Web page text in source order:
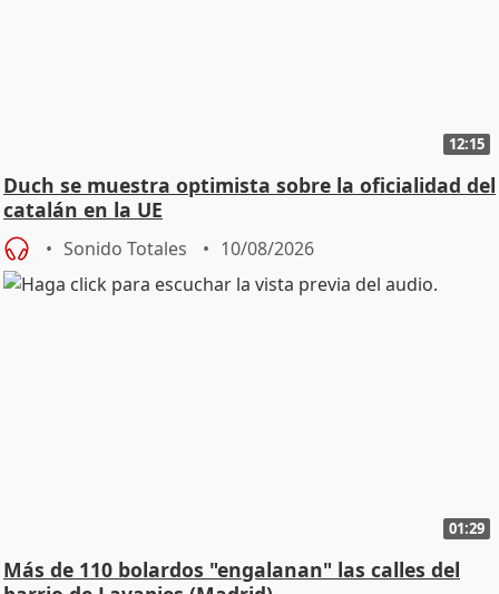
12:15
Duch se muestra optimista sobre la oficialidad del
catalán en la UE
Sonido Totales 10/08/2026
01:29
Más de 110 bolardos "engalanan" las calles del